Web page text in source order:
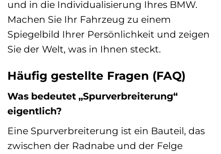
und in die Individualisierung Ihres BMW.
Machen Sie Ihr Fahrzeug zu einem
Spiegelbild Ihrer Persönlichkeit und zeigen
Sie der Welt, was in Ihnen steckt.
Häufig gestellte Fragen (FAQ)
Was bedeutet „Spurverbreiterung“
eigentlich?
Eine Spurverbreiterung ist ein Bauteil, das
zwischen der Radnabe und der Felge